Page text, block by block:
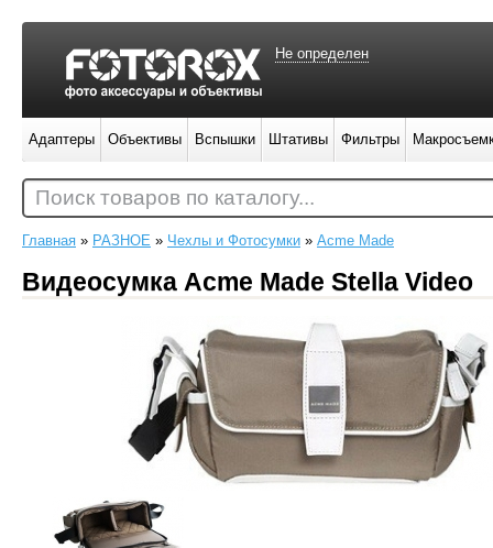
Главная » РАЗНОЕ » Чехлы и Фотосумки » Acme Made
Видеосумка Acme Made Stella Video
Не определен
Адаптеры Объективы Вспышки Штативы Фильтры
Поиск товаров по каталогу...